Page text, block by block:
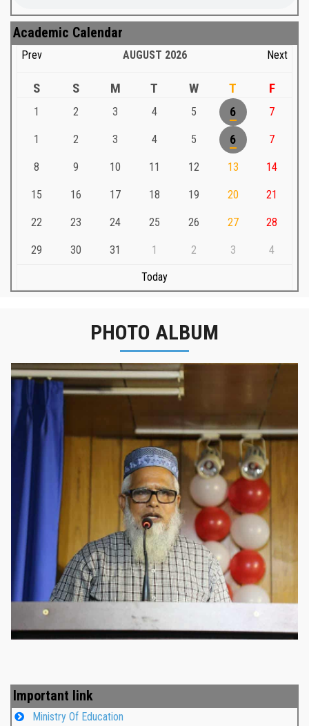
Academic Calendar
Prev AUGUST 2026 Next
S S M T W T F
1 2 3 4 5 6 7
1 2 3 4 5 6 7
8 9 10 11 12 13 14
15 16 17 18 19 20 21
22 23 24 25 26 27 28
29 30 31 1 2 3 4
Today
PHOTO ALBUM
নবীনবরণ - ২০২৫
Important link
Ministry Of Education